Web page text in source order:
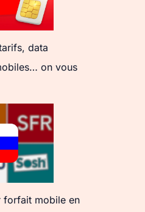
data
on vous
forfait mobile en